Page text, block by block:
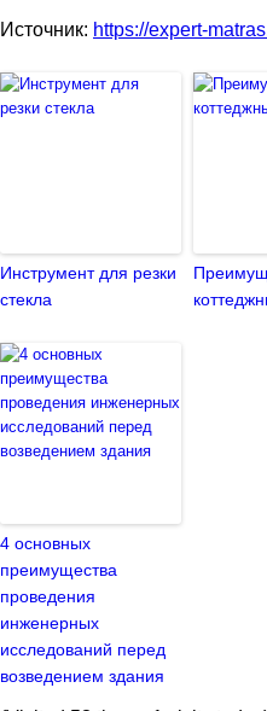
Источник: https://expert-
Инструмент для резки
стекла
4 основных
преимущества
проведения
инженерных
исследований перед
возведением здания